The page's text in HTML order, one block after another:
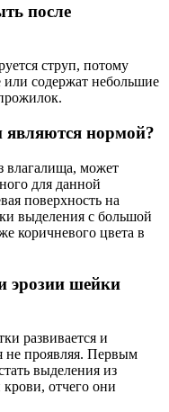
после
струп, потому
или содержат небольшие
являются нормой?
влагалища, может
для данной
поверхность на
выделения с большой
коричневого цвета в
эрозии шейки
развивается и
не проявляя. Первым
выделения из
отчего они